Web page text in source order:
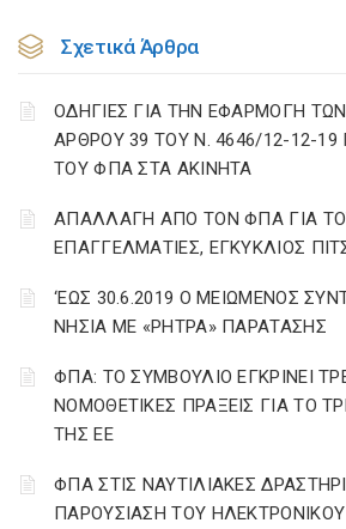
Σχετικά Άρθρα
ΟΔΗΓΙΕΣ ΓΙΑ ΤΗΝ ΕΦΑΡΜΟΓΗ
ΑΡΘΡΟΥ 39 ΤΟΥ Ν. 4646/12-12-
ΤΟΥ ΦΠΑ ΣΤΑ ΑΚΙΝΗΤΑ
ΑΠΑΛΛΑΓΗ ΑΠΟ ΤΟΝ ΦΠΑ ΓΙΑ
ΕΠΑΓΓΕΛΜΑΤΙΕΣ, ΕΓΚΥΚΛΙΟΣ
‘ΕΩΣ 30.6.2019 Ο ΜΕΙΩΜΕΝΟΣ
ΝΗΣΙΑ ΜΕ «ΡΗΤΡΑ» ΠΑΡΑΤΑΣΗΣ
ΦΠΑ: ΤΟ ΣΥΜΒΟΥΛΙΟ ΕΓΚΡΙΝΕΙ
ΝΟΜΟΘΕΤΙΚΕΣ ΠΡΑΞΕΙΣ ΓΙΑ ΤΟ
ΤΗΣ ΕΕ
ΦΠΑ ΣΤΙΣ ΝΑΥΤΙΛΙΑΚΕΣ
ΠΑΡΟΥΣΙΑΣΗ ΤΟΥ